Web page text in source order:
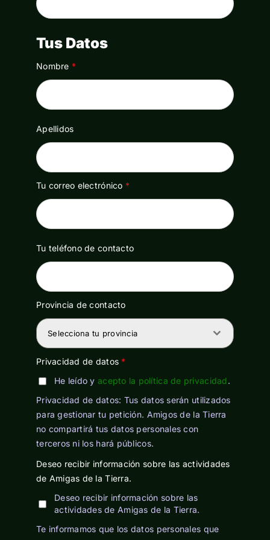
muebles de dormitorio
muebles de jardín y terraza
Ocio y deporte
reproductores de música (tocadiscos,
gramófonos,etc)
ropa de hogar (sábanas, cortinas, etc.)
telefonía
Textil y complementos
vajilla
Tus Datos
Nombre *
Apellidos
Tu correo electrónico *
Tu teléfono de contacto
Provincia de contacto
Selecciona tu provincia
Privacidad de datos *
He leído y acepto la política de privacidad.
Privacidad de datos: Tus datos serán utilizados
para gestionar tu petición. Amigos de la Tierra
no compartirá tus datos personales con
terceros ni los hará públicos.
Deseo recibir información sobre las actividades
de Amigas de la Tierra.
Deseo recibir información sobre las
actividades de Amigas de la Tierra.
Te informamos que los datos personales que